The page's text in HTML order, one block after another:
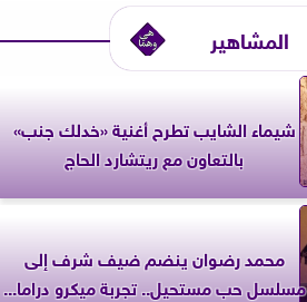
المشاهير
شيماء الشايب تطرح أغنية «خدلك جنب»
بالتعاون مع ريتشارد الحاج
محمد رضوان ينضم ضيف شرف إلى
مسلسل حب مستحيل.. تجربة ميكرو دراما...